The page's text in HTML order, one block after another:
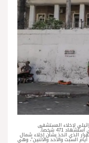
من الجانب الإسرائيلي لإخلاء المستشفى
471 شخصاً.
الذي اتخذ بشأن إخلاء شمال
السبت والأحد والاثنين”، وهي